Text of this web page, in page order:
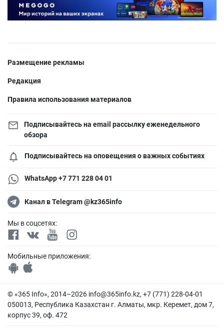
Размещение рекламы
Редакция
Правила использования материалов
Подписывайтесь на email рассылку еженедельного
обзора
Подписывайтесь на оповещения о важных событиях
WhatsApp +7 771 228 04 01
Канал в Telegram @kz365info
Мы в соцсетях:
Мобильные приложения:
© «365 Info», 2014–2026 info@365info.kz, +7 (771) 228-04-01
050013, Республика Казахстан г. Алматы, мкр. Керемет, дом 7,
корпус 39, оф. 472